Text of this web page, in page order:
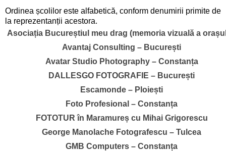
Ordinea școlilor este alfabetică, conform denumirii primite de
la reprezentanții acestora.
Asociația Bucureștiul meu drag (memoria vizuală a
Avantaj Consulting – București
Avatar Studio Photography – Constanța
DALLESGO FOTOGRAFIE – București
Escamonde – Ploiești
Foto Profesional – Constanța
FOTOTUR în Maramureș cu Mihai Grigorescu
George Manolache Fotografescu – Tulcea
GMB Computers – Constanța